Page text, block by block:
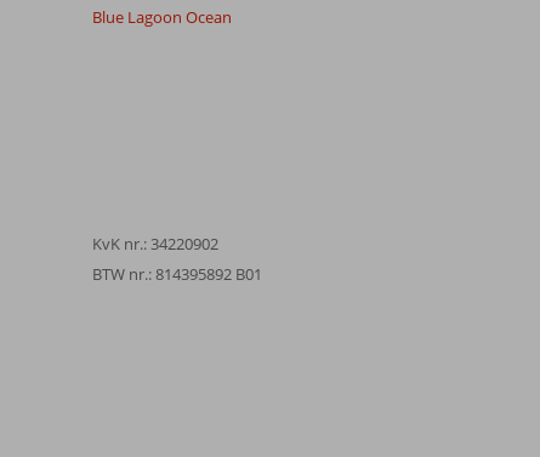
Blue Lagoon Ocean
KvK nr.: 34220902
BTW nr.: 814395892 B01